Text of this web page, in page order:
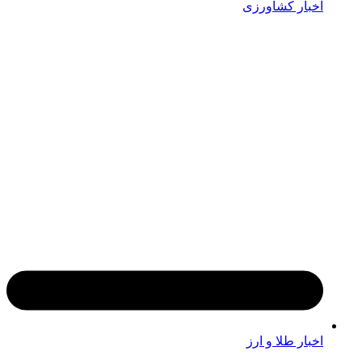
اخبار کشاورزی
اخبار طلا و ارز